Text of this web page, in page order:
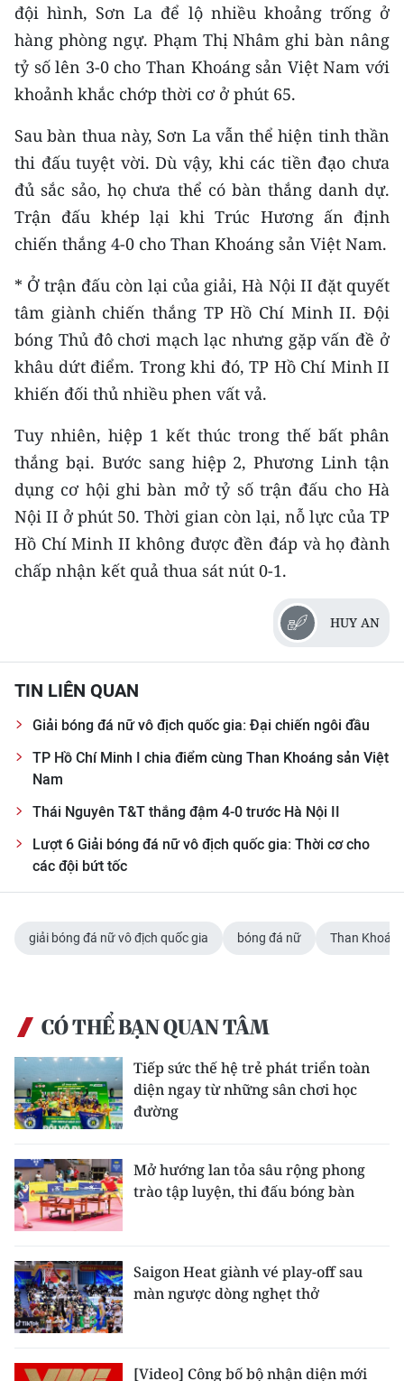
Media Khoa học - Công nghệ
Media Môi trường
Ảnh
Infographic
TIN MỚI
TIN ĐỊA PHƯƠNG
Đồng bằng sông Hồng
Bắc Trung Bộ
Duyên hải Nam Trung Bộ và Tây
Đông Nam Bộ
Đồng bằng sông Cửu Long
Chuyên trang Hà Nội
Chuyên trang TP. Hồ Chí Minh
VỀ BÁO NHÂN DÂN
THỜI NAY
NHÂN DÂN HẰNG THÁNG
ĐỌC BÁO IN
中文
FRANÇAIS
РУССКИЙ
ESPAÑOL
한국어
đội hình, Sơn La để lộ nhiều khoảng trống ở
hàng phòng ngự. Phạm Thị Nhâm ghi bàn nâng
tỷ số lên 3-0 cho Than Khoáng sản Việt Nam với
khoảnh khắc chớp thời cơ ở phút 65.
Sau bàn thua này, Sơn La vẫn thể hiện tinh thần
thi đấu tuyệt vời. Dù vậy, khi các tiền đạo chưa
đủ sắc sảo, họ chưa thể có bàn thắng danh dự.
Trận đấu khép lại khi Trúc Hương ấn định
chiến thắng 4-0 cho Than Khoáng sản Việt Nam.
* Ở trận đấu còn lại của giải, Hà Nội II đặt quyết
tâm giành chiến thắng TP Hồ Chí Minh II. Đội
bóng Thủ đô chơi mạch lạc nhưng gặp vấn đề ở
khâu dứt điểm. Trong khi đó, TP Hồ Chí Minh II
khiến đối thủ nhiều phen vất vả.
Tuy nhiên, hiệp 1 kết thúc trong thế bất phân
thắng bại. Bước sang hiệp 2, Phương Linh tận
dụng cơ hội ghi bàn mở tỷ số trận đấu cho Hà
Nội II ở phút 50. Thời gian còn lại, nỗ lực của TP
Hồ Chí Minh II không được đền đáp và họ đành
chấp nhận kết quả thua sát nút 0-1.
HUY AN
TIN LIÊN QUAN
Giải bóng đá nữ vô địch quốc gia: Đại chiến ngôi đầu
TP Hồ Chí Minh I chia điểm cùng Than Khoáng sản Việt
Nam
Thái Nguyên T&T thắng đậm 4-0 trước Hà Nội II
Lượt 6 Giải bóng đá nữ vô địch quốc gia: Thời cơ cho
các đội bứt tốc
giải bóng đá nữ vô địch quốc gia bóng đá nữ Than
CÓ THỂ BẠN QUAN TÂM
Tiếp sức thế hệ trẻ phát triển toàn
diện ngay từ những sân chơi học
đường
Mở hướng lan tỏa sâu rộng phong
trào tập luyện, thi đấu bóng bàn
Saigon Heat giành vé play-off sau
màn ngược dòng nghẹt thở
[Video] Công bố bộ nhận diện mới